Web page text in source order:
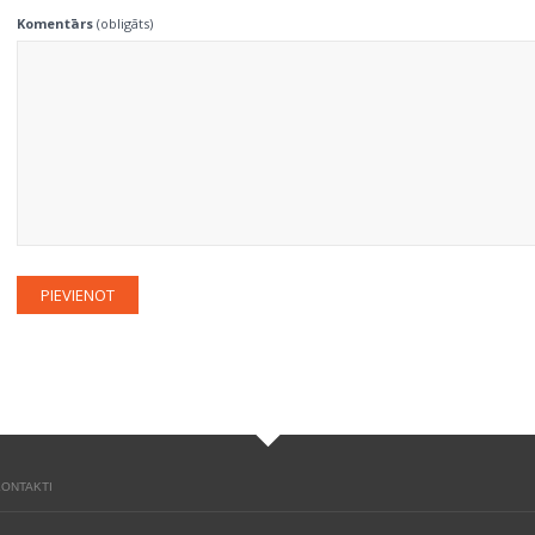
Komentārs (obligāts)